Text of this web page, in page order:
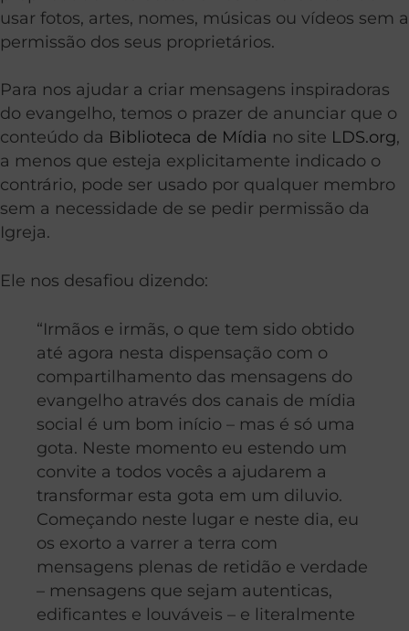
usar fotos, artes, nomes, músicas ou vídeos sem a
permissão dos seus proprietários.
Para nos ajudar a criar mensagens inspiradoras
do evangelho, temos o prazer de anunciar que o
conteúdo da Biblioteca de Mídia no site LDS.org,
a menos que esteja explicitamente indicado o
contrário, pode ser usado por qualquer membro
sem a necessidade de se pedir permissão da
Igreja.
Ele nos desafiou dizendo:
“Irmãos e irmãs, o que tem sido obtido
até agora nesta dispensação com o
compartilhamento das mensagens do
evangelho através dos canais de mídia
social é um bom início – mas é só uma
gota. Neste momento eu estendo um
convite a todos vocês a ajudarem a
transformar esta gota em um diluvio.
Começando neste lugar e neste dia, eu
os exorto a varrer a terra com
mensagens plenas de retidão e verdade
– mensagens que sejam autenticas,
edificantes e louváveis – e literalmente